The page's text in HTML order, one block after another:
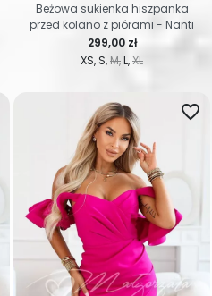
XS S M L XL
Cena
299,00 zł
Beżowa sukienka hiszpanka
przed kolano z piórami - Nanti
favorite_border